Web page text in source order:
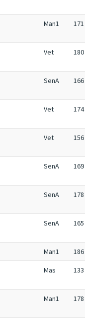
Man1 171
Vet 180
SenA 166
Vet 174
Vet 156
SenA 169
SenA 178
SenA 165
Man1 186
Mas 133
Man1 178